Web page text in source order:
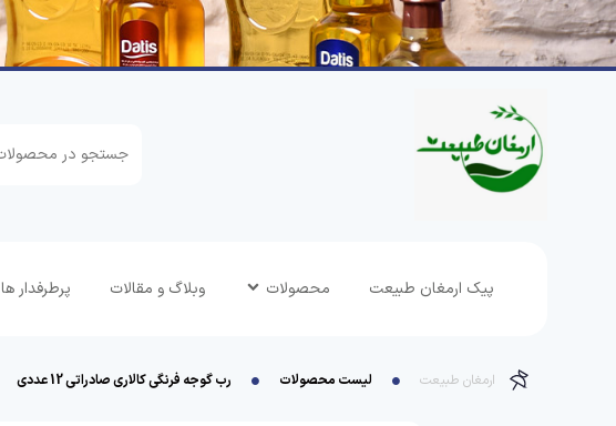
پیک ارمغان طبیعت محصولات وبلاگ و مقالات پرطرفدار ها
ارمغان طبیعت لیست محصولات رب گوجه فرنگی کالاری صادراتی 12 عددی